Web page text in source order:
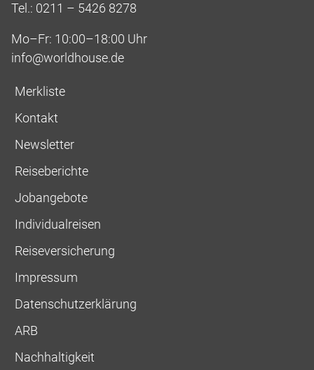
Tel.: 0211 – 5426 8278
Mo–Fr: 10:00–18:00 Uhr
info@worldhouse.de
Merkliste
Kontakt
Newsletter
Reiseberichte
Jobangebote
Individualreisen
Reiseversicherung
Impressum
Datenschutzerklärung
ARB
Nachhaltigkeit